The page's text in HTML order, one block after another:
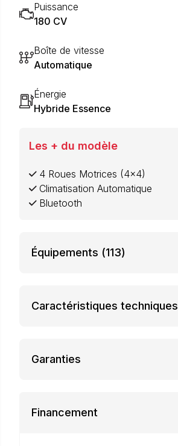
Puissance
180 CV
Boîte de vitesse
Automatique
Énergie
Hybride Essence
Les + du modèle
4 Roues Motrices (4x4)
Climatisation Automatique
Bluetooth
Équipements (113)
Caractéristiques techniques
Garanties
Financement